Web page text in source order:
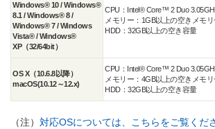
Windows® 10 / Windows®
8.1 / Windows® 8 /
Windows® 7 / Windows
Vista® / Windows®
XP（32/64bit）
CPU：Intel® Core™ 2 Duo
メモリー：1GB以上の空きメモリ
HDD：32GB以上の空き容量
OS X（10.6.8以降）
macOS(10.12～12.x)
CPU：Intel® Core™ 2 Duo
メモリー：4GB以上の空きメモリ
HDD：32GB以上の空き容量
（注） 対応OSについては、こちらをご覧くだ